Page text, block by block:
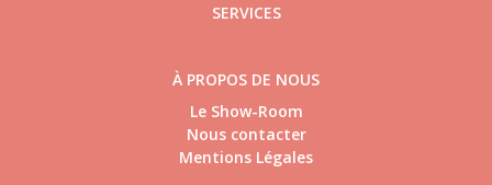
SERVICES
À PROPOS DE NOUS
Le Show-Room
Nous contacter
Mentions Légales